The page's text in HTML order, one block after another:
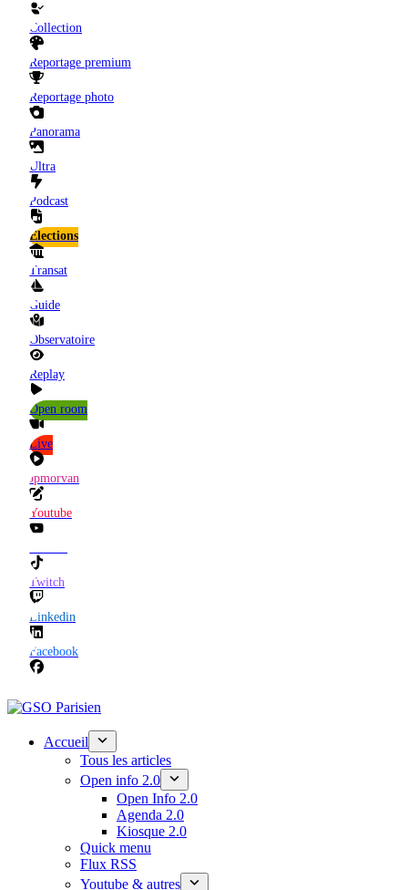
Collection
Reportage premium
Reportage photo
Panorama
Ultra
Podcast
Elections
Transat
Guide
Observatoire
Replay
Open room
Live
Jpmorvan
Youtube
Twitch
Linkedin
Facebook
Accueil
Tous les articles
Open info 2.0
Open Info 2.0
Agenda 2.0
Kiosque 2.0
Quick menu
Flux RSS
Youtube & autres